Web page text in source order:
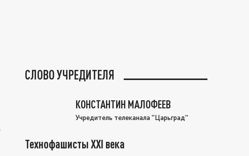
СЛОВО УЧРЕДИТЕЛЯ
КОНСТАНТИН МАЛОФЕЕВ
Учредитель телеканала "Царьград"
Технофашисты XXI века